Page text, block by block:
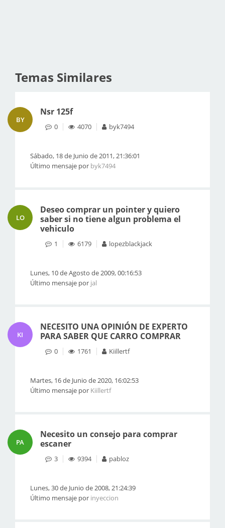
Temas Similares
BY
Nsr 125f
0 4070 byk7494
Sábado, 18 de Junio de 2011, 21:36:01
Último mensaje por byk7494
LO
Deseo comprar un pointer y quiero
saber si no tiene algun problema el
vehiculo
1 6179 lopezblackjack
Lunes, 10 de Agosto de 2009, 00:16:53
Último mensaje por jal
KI
NECESITO UNA OPINIÓN DE EXPERTO
PARA SABER QUE CARRO COMPRAR
0 1761 Kiillertf
Martes, 16 de Junio de 2020, 16:02:53
Último mensaje por Kiillertf
PA
Necesito un consejo para comprar
escaner
3 9394 pabloz
Lunes, 30 de Junio de 2008, 21:24:39
Último mensaje por inyeccion